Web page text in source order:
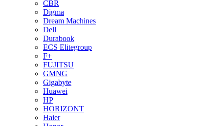
CBR
Digma
Dream Machines
Dell
Durabook
ECS Elitegroup
F+
FUJITSU
GMNG
Gigabyte
Huawei
HP
HORIZONT
Haier